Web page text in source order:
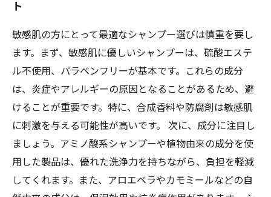
ト
敏感肌の方にとって最適なシャンプー選びは慎重を要し
ます。まず、敏感肌に優しいシャンプーは、硫酸エステ
ル不使用、パラベンフリーが基本です。これらの成分
は、炎症やアレルギーの原因となることがあるため、避
けることが重要です。特に、合成香料や防腐剤は敏感肌
に刺激を与える可能性が高いです。 次に、成分に注目し
ましょう。アミノ酸系シャンプーや植物由来の成分を使
用した製品は、優れた洗浄力を持ちながら、負担を軽減
してくれます。また、アロエベラやカモミールなどの自